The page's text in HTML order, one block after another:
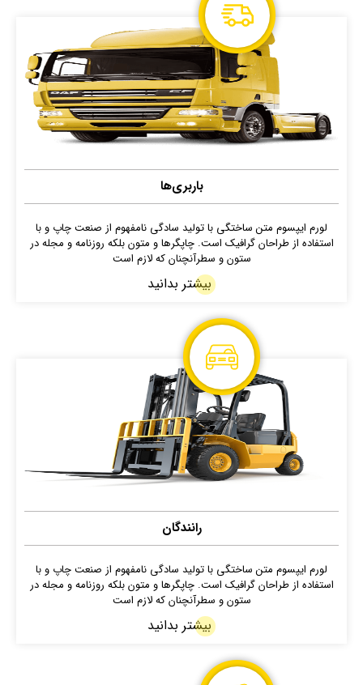
باربری‌ها
لورم ایپسوم متن ساختگی با تولید سادگی نامفهوم از صنعت چاپ و با
استفاده از طراحان گرافیک است. چاپگرها و متون بلکه روزنامه و مجله در
ستون و سطرآنچنان که لازم است
بیشتر بدانید
رانندگان
لورم ایپسوم متن ساختگی با تولید سادگی نامفهوم از صنعت چاپ و با
استفاده از طراحان گرافیک است. چاپگرها و متون بلکه روزنامه و مجله در
ستون و سطرآنچنان که لازم است
بیشتر بدانید